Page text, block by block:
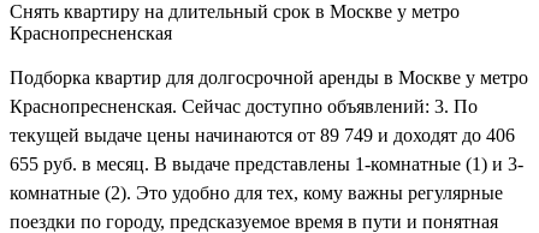
Снять квартиру на длительный срок в Москве у метро
Краснопресненская
Подборка квартир для долгосрочной аренды в Москве у метро
Краснопресненская. Сейчас доступно объявлений: 3. По
текущей выдаче цены начинаются от 89 749 и доходят до 406
655 руб. в месяц. В выдаче представлены 1-комнатные (1) и 3-
комнатные (2). Это удобно для тех, кому важны регулярные
поездки по городу, предсказуемое время в пути и понятная